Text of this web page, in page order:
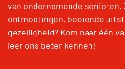
van ondernemende senioren.
ontmoetingen, boeiende
gezelligheid? Kom naar één
leer ons beter kennen!